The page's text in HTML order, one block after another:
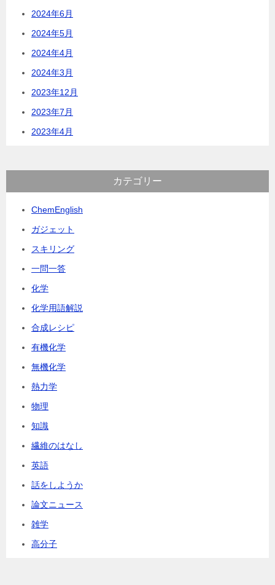
2024年6月
2024年5月
2024年4月
2024年3月
2023年12月
2023年7月
2023年4月
カテゴリー
ChemEnglish
ガジェット
スキリング
一問一答
化学
化学用語解説
合成レシピ
有機化学
無機化学
熱力学
物理
知識
繊維のはなし
英語
話をしようか
論文ニュース
雑学
高分子